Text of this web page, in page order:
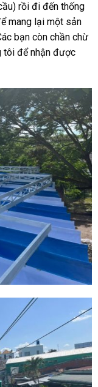
rồi đi đến thống
mang lại một sản
bạn còn chần chừ
tôi để nhận được